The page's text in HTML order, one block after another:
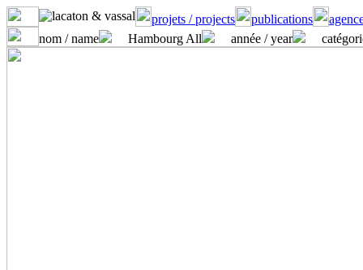
projets / projects publications
nom / name
Hambourg All année / year